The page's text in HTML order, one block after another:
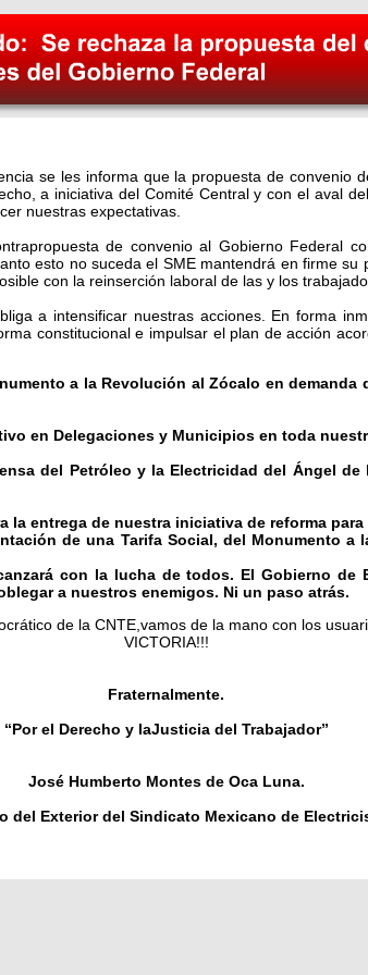
se les informa que la propuesta de convenio
a iniciativa del Comité Central y con el aval
nuestras expectativas.
de convenio al Gobierno Federal
esto no suceda el SME mantendrá en firme su
con la reinserción laboral de las y los
a intensificar nuestras acciones. En forma
constitucional e impulsar el plan de acción
a la Revolución al Zócalo en
en Delegaciones y Municipios en toda
del Petróleo y la Electricidad del Ángel de
la entrega de nuestra iniciativa de reforma
de una Tarifa Social, del Monumento a
con la lucha de todos. El Gobierno de
a nuestros enemigos. Ni un paso atrás.
de la CNTE,vamos de la mano con los
VICTORIA!!!
Fraternalmente.
“Por el Derecho y laJusticia del Trabajador”
José Humberto Montes de Oca Luna.
del Exterior del Sindicato Mexicano de